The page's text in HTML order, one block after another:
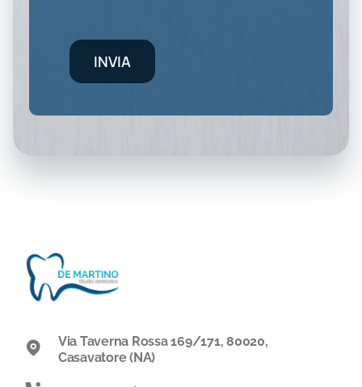
INVIA
Via Taverna Rossa 169/171, 80020,
Casavatore (NA)